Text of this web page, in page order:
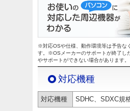
※対応OSや仕様、動作環境等は予告な
す。※OSメーカーのサポートが終了し
やサポートができない場合があります。
対応機種
対応機種 SDHC、SDXC規